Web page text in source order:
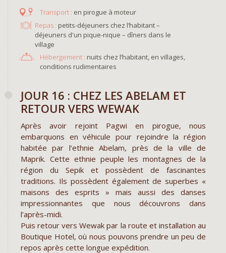
en pirogue à moteur
Repas : petits-déjeuners chez l’habitant –
déjeuners d'un pique-nique – dîners dans le
village
Hébergement : nuits chez l’habitant, en villages,
conditions rudimentaires ​
​JOUR 16 : CHEZ LES ABELAM ET
RETOUR VERS WEWAK
Après avoir rejoint Pagwi en pirogue, nous
embarquons en véhicule pour rejoindre la région
habitée par l’ethnie Abelam, près de la ville de
Maprik. Cette ethnie peuple les montagnes de la
région du Sepik et possèdent de fascinantes
traditions. Ils possèdent également de superbes «
maisons des esprits » mais aussi des danses
impressionnantes que nous découvrons dans
l’après-midi.
Puis retour vers Wewak par la route et installation au
Boutique Hotel, où nous pouvons prendre un peu de
repos après cette longue expédition.